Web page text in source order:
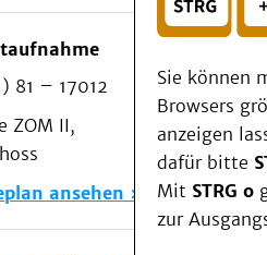
oder
Wählen Sie ein Thema für
81 – 17012
ZOM II,
ansehen
Sie können
Browsers
anzeigen
dafür bitte
Mit STRG o
zur
Patienten & Besucher
Kliniken/Institute/
Als Patient am UKD
Beratung und
Veranstaltungen
Kommunikation im
Notfall
Forschung & Lehre